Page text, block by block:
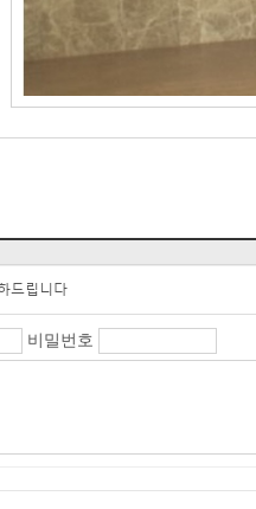
드립니다
비밀번호